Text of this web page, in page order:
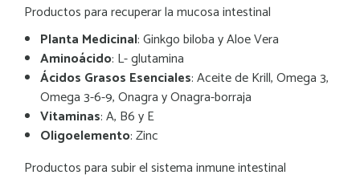
Productos para recuperar la mucosa intestinal
Planta Medicinal: Ginkgo biloba y Aloe Vera
Aminoácido: L- glutamina
Ácidos Grasos Esenciales: Aceite de Krill, Omega 3,
Omega 3-6-9, Onagra y Onagra-borraja
Vitaminas: A, B6 y E
Oligoelemento: Zinc
Productos para subir el sistema inmune intestinal